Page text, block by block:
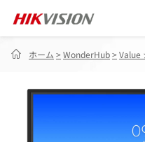
ホーム >WonderHub>Value